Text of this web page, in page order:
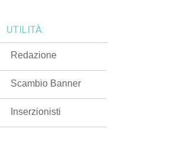
UTILITÀ:
Redazione
Scambio Banner
Inserzionisti